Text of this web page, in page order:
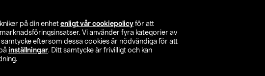
på din enhet enligt vår cookiepolicy för att
Vi använder fyra kategorier av
eftersom dessa cookies är nödvändiga för att
inställningar. Ditt samtycke är frivilligt och kan